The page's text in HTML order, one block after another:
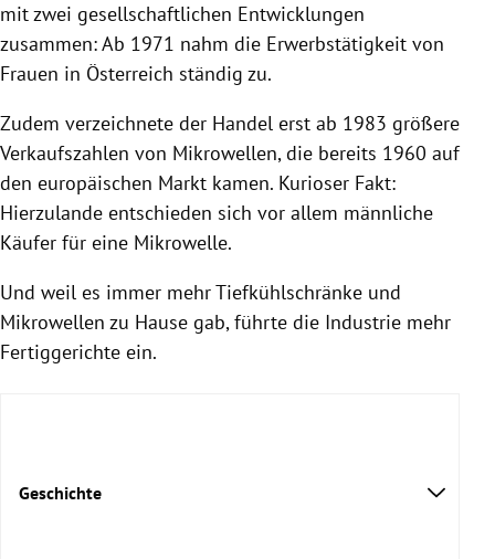
mit zwei gesellschaftlichen Entwicklungen
zusammen: Ab 1971 nahm die Erwerbstätigkeit von
Frauen in Österreich ständig zu.
Zudem verzeichnete der Handel erst ab 1983 größere
Verkaufszahlen von Mikrowellen, die bereits 1960 auf
den europäischen Markt kamen. Kurioser Fakt:
Hierzulande entschieden sich vor allem männliche
Käufer für eine Mikrowelle.
Und weil es immer mehr Tiefkühlschränke und
Mikrowellen zu Hause gab, führte die Industrie mehr
Fertiggerichte ein.
Geschichte